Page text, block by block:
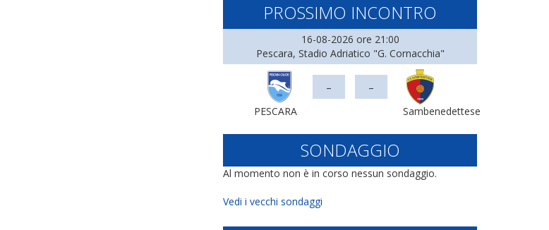
PROSSIMO INCONTRO
16-08-2026 ore 21:00
Pescara, Stadio Adriatico "G. Cornacchia"
PESCARA
- -
Sambenedettese
SONDAGGIO
Al momento non è in corso nessun sondaggio.
Vedi i vecchi sondaggi